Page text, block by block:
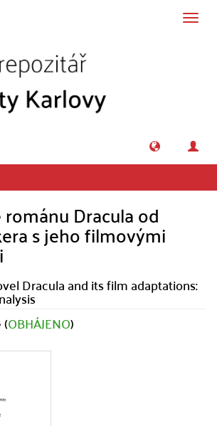
Dracula od
s jeho filmovými
Dracula and its film adaptations:
(OBHÁJENO)